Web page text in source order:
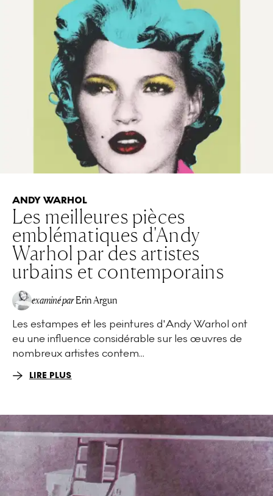
ANDY WARHOL
Les meilleures pièces
emblématiques d'Andy
Warhol par des artistes
urbains et contemporains
EA
examiné par Erin Argun
Les estampes et les peintures d'Andy Warhol ont
eu une influence considérable sur les œuvres de
nombreux artistes contem...
LIRE PLUS